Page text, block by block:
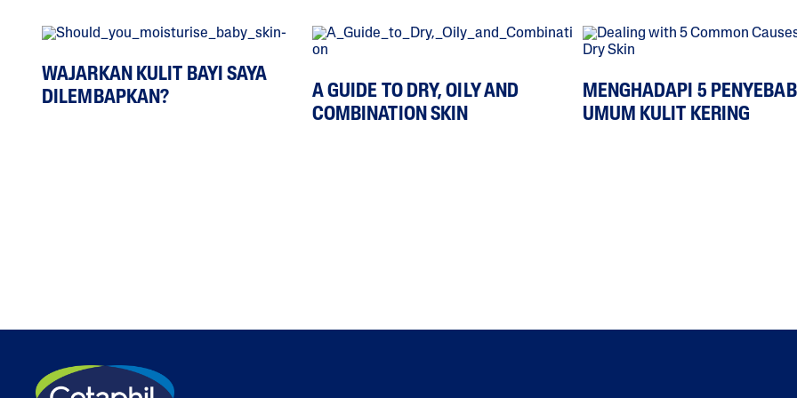
WAJARKAN KULIT BAYI SAYA
DILEMBAPKAN?
A GUIDE TO DRY, OILY AND
COMBINATION SKIN
MENGHADAPI 5 PENYEBAB
UMUM KULIT KERING